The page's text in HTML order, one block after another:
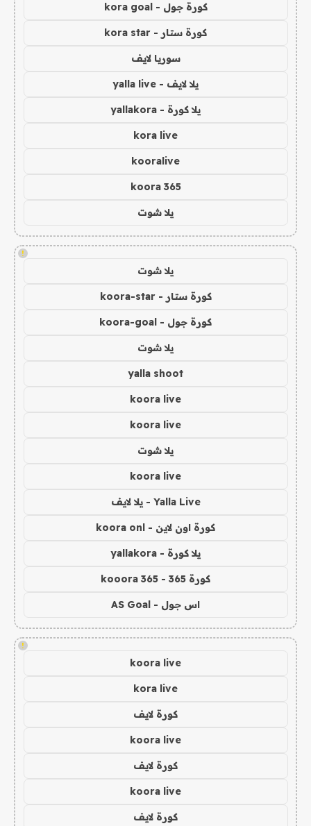
كورة جول - kora goal
كورة ستار - kora star
سوريا لايف
يلا لايف - yalla live
يلا كورة - yallakora
kora live
kooralive
koora 365
يلا شوت
!
يلا شوت
كورة ستار - koora-star
كورة جول - koora-goal
يلا شوت
yalla shoot
koora live
koora live
يلا شوت
koora live
Yalla Live - يلا لايف
كورة اون لاين - koora onl
يلا كورة - yallakora
كورة 365 - kooora 365
اس جول - AS Goal
!
koora live
kora live
كورة لايف
koora live
كورة لايف
koora live
كورة لايف